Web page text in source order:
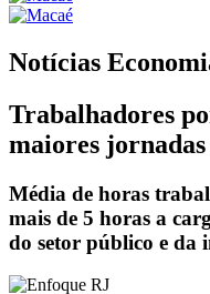
Notícias
Trabalhadores
maiores jornadas
Média de horas
mais de 5 horas a
do setor público e da